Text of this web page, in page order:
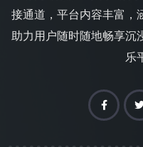
接通道，平台内容丰富，
助力用户随时随地畅享沉
乐